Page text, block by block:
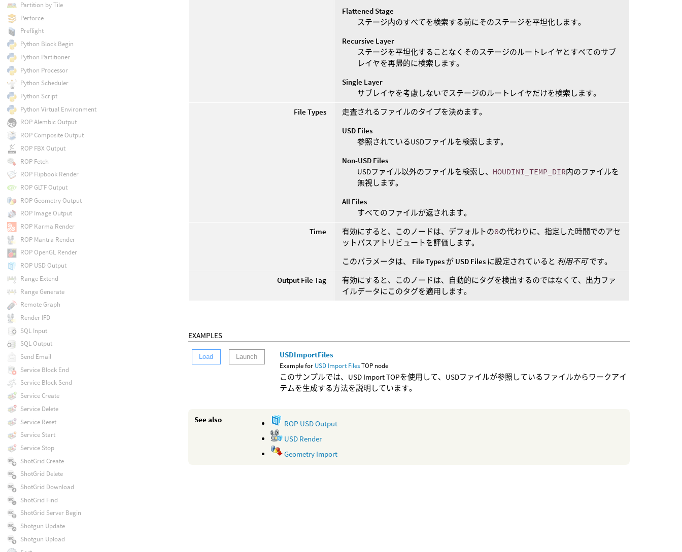
Flattened Stage
ステージ内のすべてを検索する前にそのステージを平坦化します。
Recursive Layer
ステージを平坦化することなくそのステージのルートレイヤとすべてのサブ
レイヤを再帰的に検索します。
Single Layer
サブレイヤを考慮しないでステージのルートレイヤだけを検索します。
File Types
走査されるファイルのタイプを決めます。
USD Files
参照されているUSDファイルを検索します。
Non-USD Files
USDファイル以外のファイルを検索し、 HOUDINI_TEMP_DIR内のファイルを
無視します。
All Files
すべてのファイルが返されます。
Time
有効にすると、このノードは、デフォルトの0の代わりに、指定した時間でのアセ
ットパスアトリビュートを評価します。
このパラメータは、 File Types が USD Files に設定されていると 利用不可です。
Output File Tag
有効にすると、このノードは、自動的にタグを検出するのではなくて、出力ファ
イルデータにこのタグを適用します。
EXAMPLES
Load Launch USDImportFiles
Example for USD Import FilesTOP node
このサンプルでは、USD Import TOPを使用して、USDファイルが参照しているファイルからワークアイ
テムを生成する方法を説明しています。
See also
ROP USD Output
USD Render
Geometry Import
Partition by Tile
Perforce
Preflight
Python Block Begin
Python Partitioner
Python Processor
Python Scheduler
Python Script
Python Virtual Environment
ROP Alembic Output
ROP Composite Output
ROP FBX Output
ROP Fetch
ROP Flipbook Render
ROP GLTF Output
ROP Geometry Output
ROP Image Output
ROP Karma Render
ROP Mantra Render
ROP OpenGL Render
ROP USD Output
Range Extend
Range Generate
Remote Graph
Render IFD
SQL Input
SQL Output
Send Email
Service Block End
Service Block Send
Service Create
Service Delete
Service Reset
Service Start
Service Stop
ShotGrid Create
ShotGrid Delete
ShotGrid Download
ShotGrid Find
ShotGrid Server Begin
Shotgun Update
Shotgun Upload